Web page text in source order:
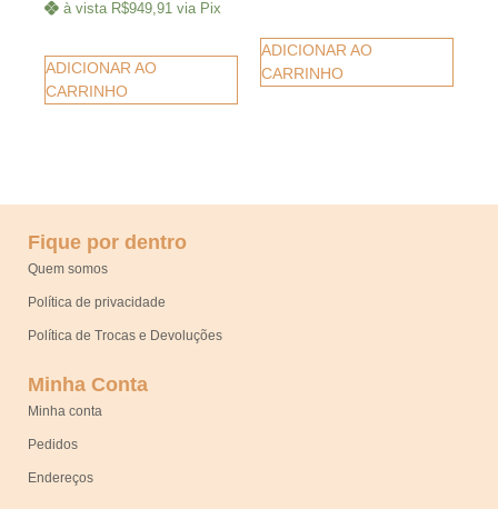
à vista R$949,91 via Pix
ADICIONAR AO
CARRINHO
ADICIONAR AO
CARRINHO
Fique por dentro
Quem somos
Política de privacidade
Política de Trocas e Devoluções
Minha Conta
Minha conta
Pedidos
Endereços